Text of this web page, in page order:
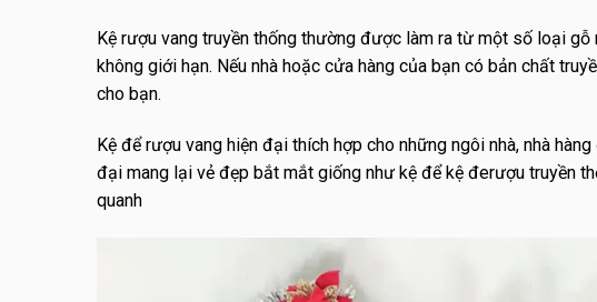
Kệ rượu vang truyền thống thường được làm ra từ một số loại
không giới hạn. Nếu nhà hoặc cửa hàng của bạn có bản chất
cho bạn.
Kệ để rượu vang hiện đại thích hợp cho những ngôi nhà, nhà
đại mang lại vẻ đẹp bắt mắt giống như kệ để kệ đerượu truyền
quanh